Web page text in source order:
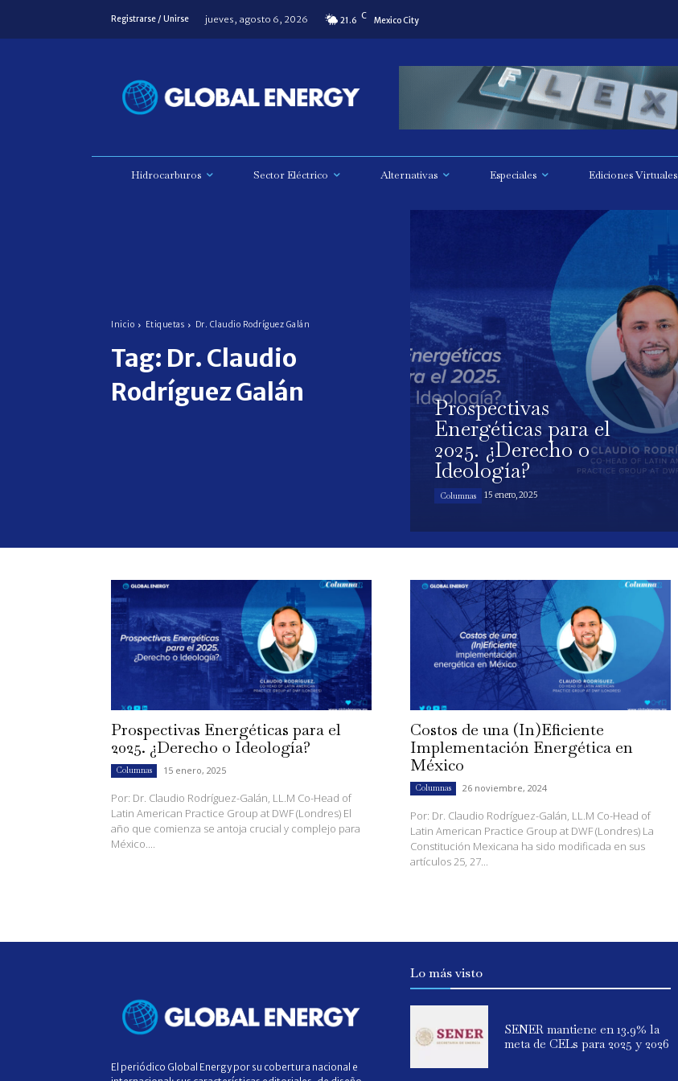
Registrarse / Unirse jueves, agosto 6, 2026 21.6 C Mexico City
Hidrocarburos Sector Eléctrico Alternativas Especiales Ediciones Virtuales
Inicio Etiquetas Dr. Claudio Rodríguez Galán
Tag: Dr. Claudio
Rodríguez Galán
Prospectivas
Energéticas para el
2025. ¿Derecho o
Ideología?
Columnas 15 enero, 2025
Prospectivas Energéticas para el
2025. ¿Derecho o Ideología?
Columnas 15 enero, 2025
Por: Dr. Claudio Rodríguez-Galán, LL.M Co-Head of
Latin American Practice Group at DWF (Londres) El
año que comienza se antoja crucial y complejo para
México....
Costos de una (In)Eficiente
Implementación Energética en
México
Columnas 26 noviembre, 2024
Por: Dr. Claudio Rodríguez-Galán, LL.M Co-Head of
Latin American Practice Group at DWF (Londres) La
Constitución Mexicana ha sido modificada en sus
artículos 25, 27...
El periódico Global Energy por su cobertura nacional e
Lo más visto
SENER mantiene en 13.9% la
meta de CELs para 2025 y 2026